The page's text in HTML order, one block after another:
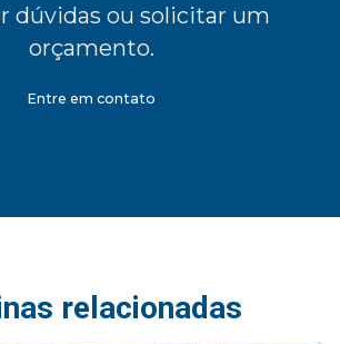
dúvidas ou solicitar um
orçamento.
Entre em contato
relacionadas